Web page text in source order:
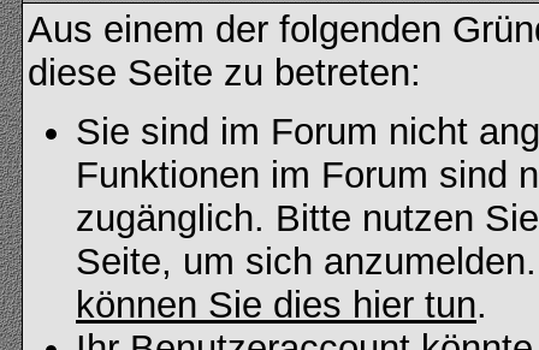
Aus einem der folgenden
diese Seite zu betreten:
Sie sind im Forum nicht
Funktionen im Forum sind
zugänglich. Bitte nutzen
Seite, um sich
können Sie dies hier tun.